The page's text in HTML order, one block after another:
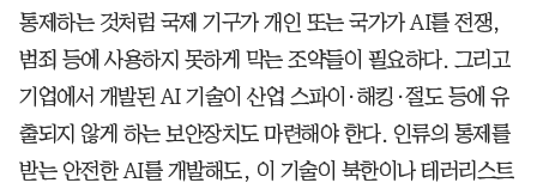
통제하는 것처럼 국제 기구가 개인 또는 국가가 AI를 전쟁,
범죄 등에 사용하지 못하게 막는 조약들이 필요하다. 그리고
기업에서 개발된 AI 기술이 산업 스파이·해킹·절도 등에 유
출되지 않게 하는 보안장치도 마련해야 한다. 인류의 통제를
받는 안전한 AI를 개발해도, 이 기술이 북한이나 테러리스트